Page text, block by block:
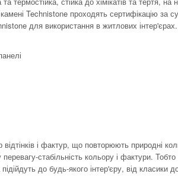
камені Technistone проходять сертифікацію
для використання в житлових
і фактур, що повторюють природні
стабільність кольору і фактури.
до будь-якого інтер'єру, від класики